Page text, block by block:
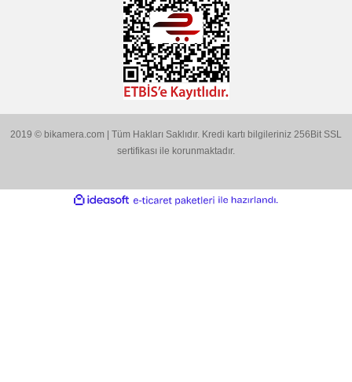
Aklınıza Takılan Sorular
E-posta gönderin
info@bikamera.com
Çözüm Merkezimizi Arayın
Konum İçin Tıklayın
Hobyar Mah. Hamidiye Cad. Altın Han No:3/35